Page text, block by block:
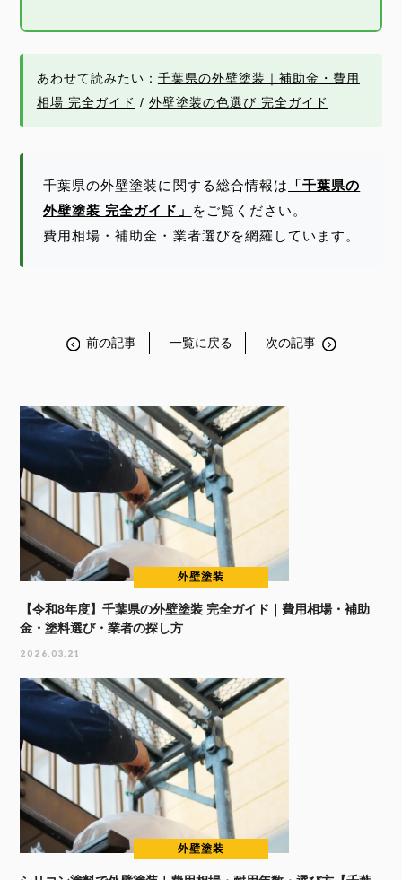
あわせて読みたい： 千葉県の外壁塗装｜補助金・費用
相場 完全ガイド / 外壁塗装の色選び 完全ガイド
千葉県の外壁塗装に関する総合情報は
「千葉県の
外壁塗装 完全ガイド」
をご覧ください。
費用相場・補助金・業者選びを網羅しています。
前の記事 一覧に戻る 次の記事
外壁塗装
【令和8年度】千葉県の外壁塗装 完全ガイド｜費用相場・補助
金・塗料選び・業者の探し方
2026.03.21
外壁塗装